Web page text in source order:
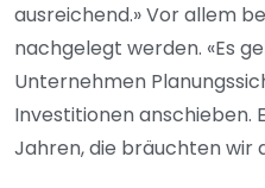
ausreichend.» Vor allem
nachgelegt werden. «Es
Unternehmen
Investitionen anschieben.
Jahren, die bräuchten wir